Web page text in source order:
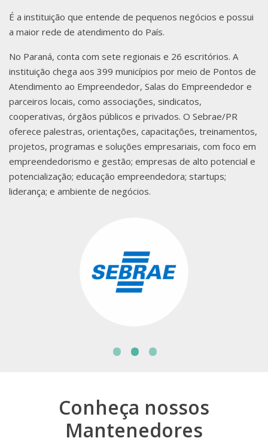
É a instituição que entende de pequenos negócios e possui
a maior rede de atendimento do País.
No Paraná, conta com sete regionais e 26 escritórios. A
instituição chega aos 399 municípios por meio de Pontos de
Atendimento ao Empreendedor, Salas do Empreendedor e
parceiros locais, como associações, sindicatos,
cooperativas, órgãos públicos e privados. O Sebrae/PR
oferece palestras, orientações, capacitações, treinamentos,
projetos, programas e soluções empresariais, com foco em
empreendedorismo e gestão; empresas de alto potencial e
potencialização; educação empreendedora; startups;
liderança; e ambiente de negócios.
• • •
Conheça nossos
Mantenedores